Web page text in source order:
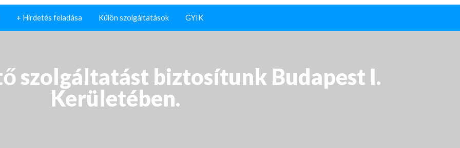
+ Hirdetés feladása Külön szolgáltatások GYIK
szolgáltatást biztosítunk Budapest I.
Kerületében.